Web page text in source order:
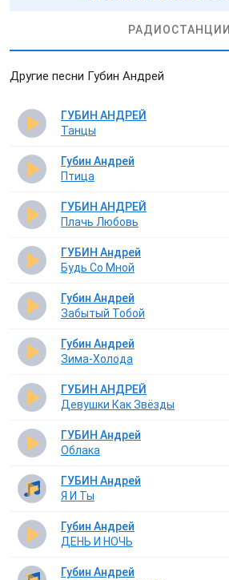
РАДИОСТАНЦИИ
Другие песни Губин Андрей
ГУБИН АНДРЕЙ
Танцы
Губин Андрей
Птица
ГУБИН АНДРЕЙ
Плачь Любовь
ГУБИН Андрей
Будь Со Мной
Губин Андрей
Забытый Тобой
Губин Андрей
Зима-Холода
ГУБИН АНДРЕЙ
Девушки Как Звёзды
ГУБИН Андрей
Облака
ГУБИН Андрей
Я И Ты
Губин Андрей
ДЕНЬ И НОЧЬ
Губин Андрей